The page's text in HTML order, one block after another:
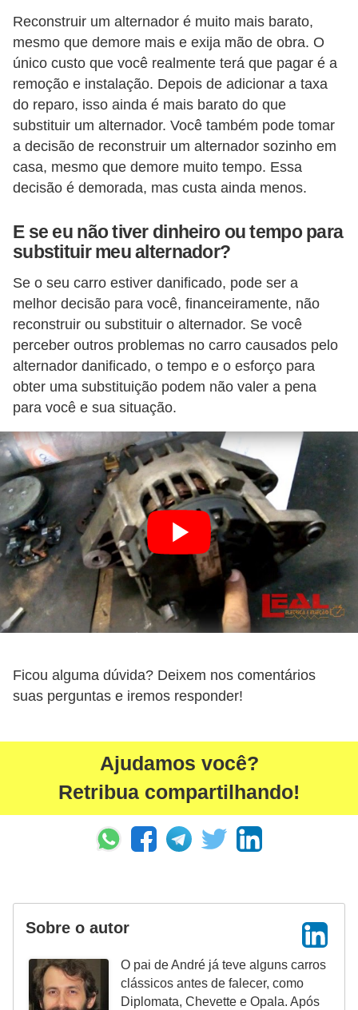
Reconstruir um alternador é muito mais barato,
mesmo que demore mais e exija mão de obra. O
único custo que você realmente terá que pagar é a
remoção e instalação. Depois de adicionar a taxa
do reparo, isso ainda é mais barato do que
substituir um alternador. Você também pode tomar
a decisão de reconstruir um alternador sozinho em
casa, mesmo que demore muito tempo. Essa
decisão é demorada, mas custa ainda menos.
E se eu não tiver dinheiro ou tempo para
substituir meu alternador?
Se o seu carro estiver danificado, pode ser a
melhor decisão para você, financeiramente, não
reconstruir ou substituir o alternador. Se você
perceber outros problemas no carro causados ​​pelo
alternador danificado, o tempo e o esforço para
obter uma substituição podem não valer a pena
para você e sua situação.
Ficou alguma dúvida? Deixem nos comentários
suas perguntas e iremos responder!
Ajudamos você?
Retribua compartilhando!
Sobre o autor
O pai de André já teve alguns carros
clássicos antes de falecer, como
Diplomata, Chevette e Opala. Após